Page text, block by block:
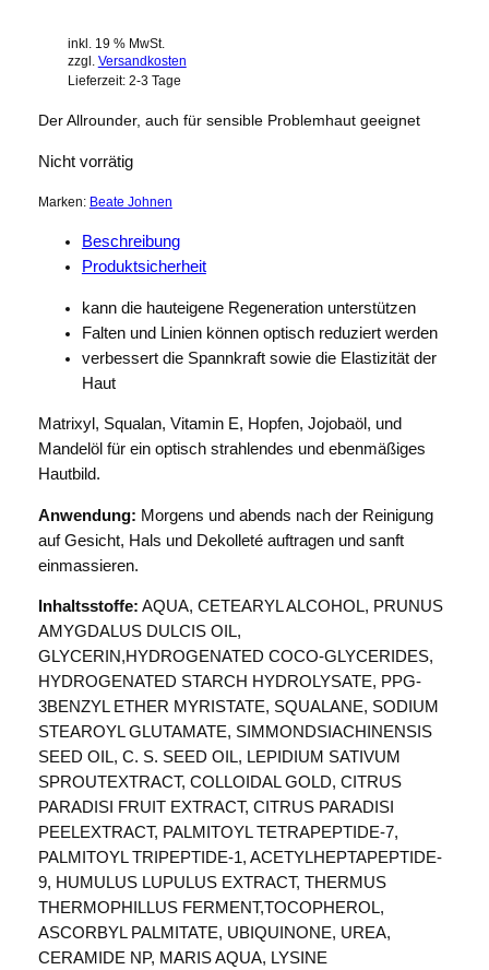
inkl. 19 % MwSt.
zzgl. Versandkosten
Lieferzeit: 2-3 Tage
Der Allrounder, auch für sensible Problemhaut geeignet
Nicht vorrätig
Marken: Beate Johnen
Beschreibung
Produktsicherheit
kann die hauteigene Regeneration unterstützen
Falten und Linien können optisch reduziert werden
verbessert die Spannkraft sowie die Elastizität der
Haut
Matrixyl, Squalan, Vitamin E, Hopfen, Jojobaöl, und
Mandelöl für ein optisch strahlendes und ebenmäßiges
Hautbild.
Anwendung: Morgens und abends nach der Reinigung
auf Gesicht, Hals und Dekolleté auftragen und sanft
einmassieren.
Inhaltsstoffe: AQUA, CETEARYL ALCOHOL, PRUNUS
AMYGDALUS DULCIS OIL,
GLYCERIN,HYDROGENATED COCO-GLYCERIDES,
HYDROGENATED STARCH HYDROLYSATE, PPG-
3BENZYL ETHER MYRISTATE, SQUALANE, SODIUM
STEAROYL GLUTAMATE, SIMMONDSIACHINENSIS
SEED OIL, C. S. SEED OIL, LEPIDIUM SATIVUM
SPROUTEXTRACT, COLLOIDAL GOLD, CITRUS
PARADISI FRUIT EXTRACT, CITRUS PARADISI
PEELEXTRACT, PALMITOYL TETRAPEPTIDE-7,
PALMITOYL TRIPEPTIDE-1, ACETYLHEPTAPEPTIDE-
9, HUMULUS LUPULUS EXTRACT, THERMUS
THERMOPHILLUS FERMENT,TOCOPHEROL,
ASCORBYL PALMITATE, UBIQUINONE, UREA,
CERAMIDE NP, MARIS AQUA, LYSINE